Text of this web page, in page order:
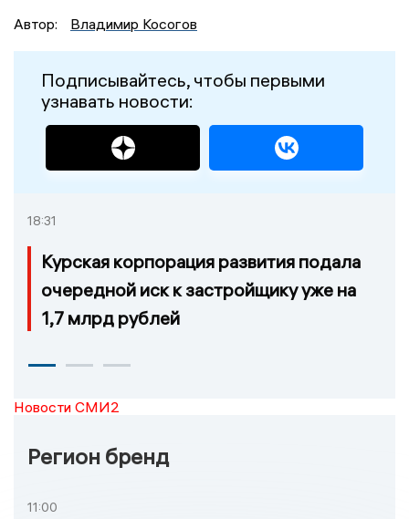
Автор:
Владимир Косогов
Подписывайтесь, чтобы первыми
узнавать новости:
18:31
Курская корпорация развития подала
очередной иск к застройщику уже на
1,7 млрд рублей
Новости СМИ2
Регион бренд
11:00